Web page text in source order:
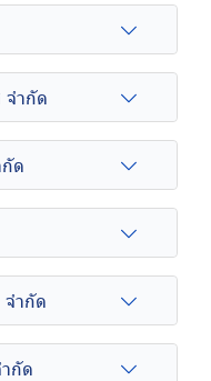
จำกัด
ด
จำกัด
กัด